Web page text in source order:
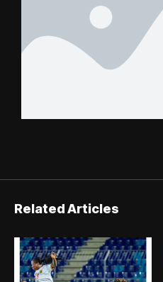
Related Articles